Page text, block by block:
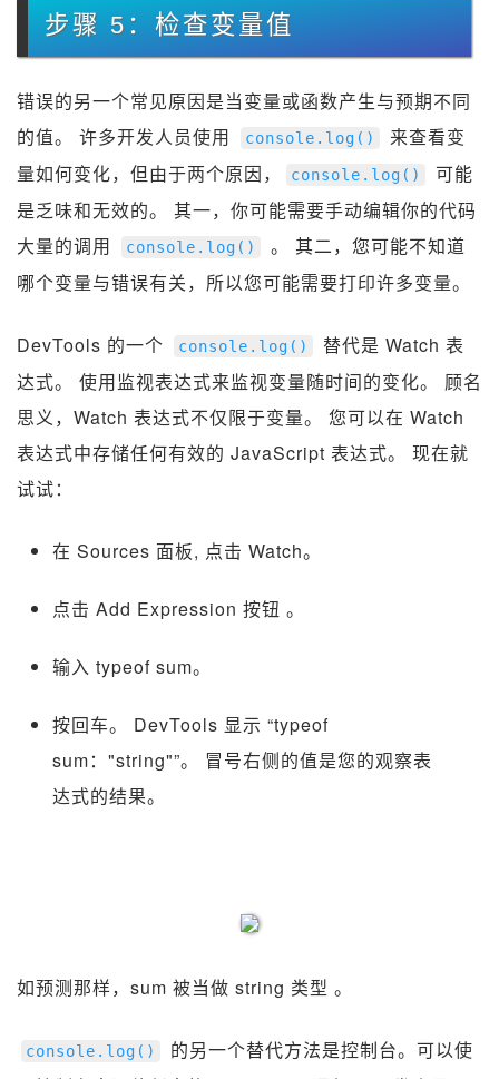
步骤 5：检查变量值
错误的另一个常见原因是当变量或函数产生与预期不同
的值。 许多开发人员使用
console . log ()
来查看变
量如何变化，但由于两个原因，
console . log ()
可能
是乏味和无效的。 其一，你可能需要手动编辑你的代码
大量的调用
console . log ()
。 其二，您可能不知道
哪个变量与错误有关，所以您可能需要打印许多变量。
DevTools 的一个 console . log ()
替代是 Watch 表
达式。 使用监视表达式来监视变量随时间的变化。 顾名
思义，Watch 表达式不仅限于变量。 您可以在 Watch
表达式中存储任何有效的 JavaScript 表达式。 现在就
试试：
在 Sources 面板, 点击 Watch。
点击 Add Expression 按钮 。
输入 typeof sum。
按回车。 DevTools 显示 “typeof
sum："string"”。 冒号右侧的值是您的观察表
达式的结果。
如预测那样，sum 被当做 string 类型 。
console . log ()
的另一个替代方法是控制台。可以使